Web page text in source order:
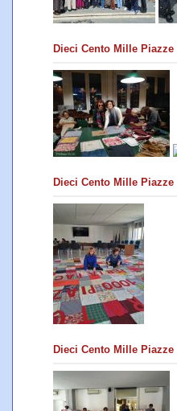
Dieci Cento Mille
Dieci Cento Mille
Dieci Cento Mille